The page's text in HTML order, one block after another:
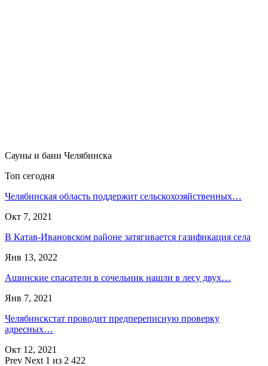
Сауны и бани Челябинска
Топ сегодня
Челябинская область поддержит сельскохозяйственных…
Окт 7, 2021
В Катав-Ивановском районе затягивается газификация села
Янв 13, 2022
Ашинские спасатели в сочельник нашли в лесу двух…
Янв 7, 2021
Челябинскстат проводит предпереписную проверку
адресных…
Окт 12, 2021
Prev Next 1 из 2 422